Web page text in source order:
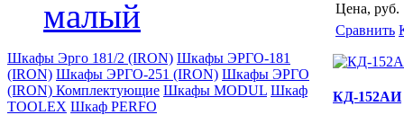
малый
Шкафы Эрго 181/2 (IRON) Шкафы ЭРГО-181
(IRON) Шкафы ЭРГО-251 (IRON) Шкафы ЭРГО
(IRON) Комплектующие Шкафы MODUL Шкаф
TOOLEX Шкаф PERFO
Цена, руб.
Сравнить
КД-152АИ